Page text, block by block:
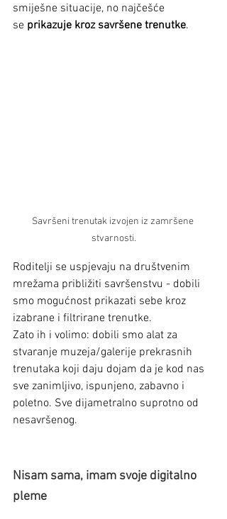
smiješne situacije, no najčešće
se prikazuje kroz savršene trenutke.
Savršeni trenutak izvojen iz zamršene
stvarnosti.
Roditelji se uspjevaju na društvenim
mrežama približiti savršenstvu - dobili
smo mogućnost prikazati sebe kroz
izabrane i filtrirane trenutke.
Zato ih i volimo: dobili smo alat za
stvaranje muzeja/galerije prekrasnih
trenutaka koji daju dojam da je kod nas
sve zanimljivo, ispunjeno, zabavno i
poletno. Sve dijametralno suprotno od
nesavršenog.
Nisam sama, imam svoje digitalno
pleme